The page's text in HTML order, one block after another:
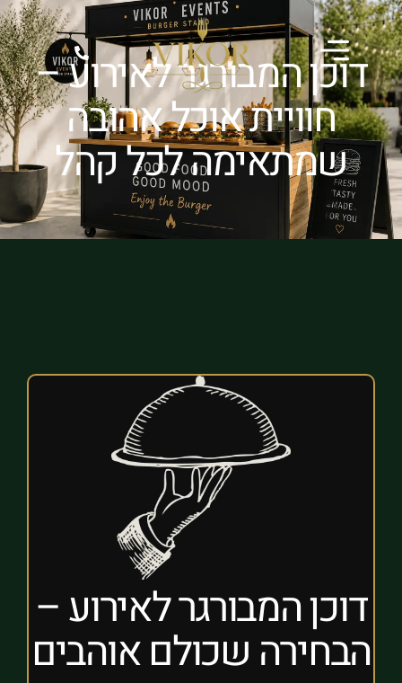
דוכן המבורגר לאירוע –
חוויית אוכל אהובה
שמתאימה לכל קהל
דוכן המבורגר לאירוע –
הבחירה שכולם אוהבים